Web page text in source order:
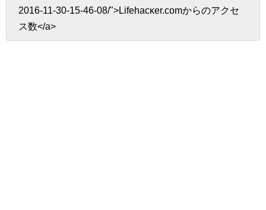
2016-11-30-15-46-08/">Lifehacĸer.comからのアクセ
ス数</a>